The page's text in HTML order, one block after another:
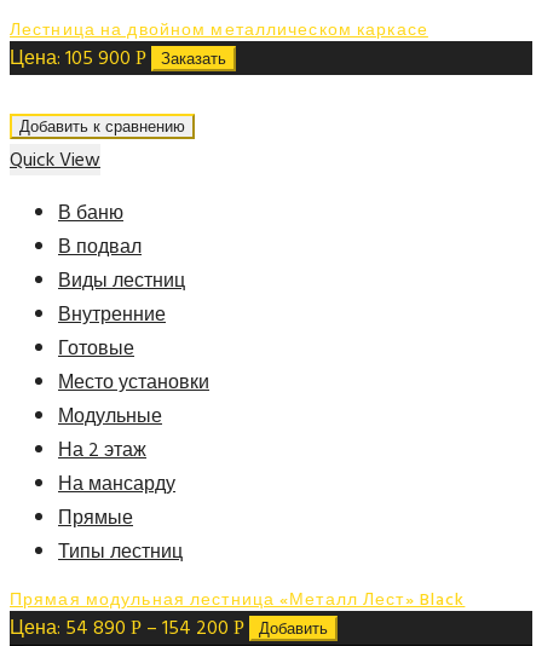
Лестница на двойном металлическом каркасе
Цена:105 900 Р Заказать
Добавить к сравнению
Quick View
В баню
В подвал
Виды лестниц
Внутренние
Готовые
Место установки
Модульные
На 2 этаж
На мансарду
Прямые
Типы лестниц
Прямая модульная лестница «Металл Лест» Black
Цена: 54 890 Р –154 200 Р Добавить